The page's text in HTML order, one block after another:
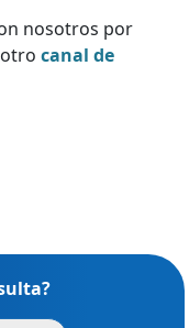
nosotros por
canal de